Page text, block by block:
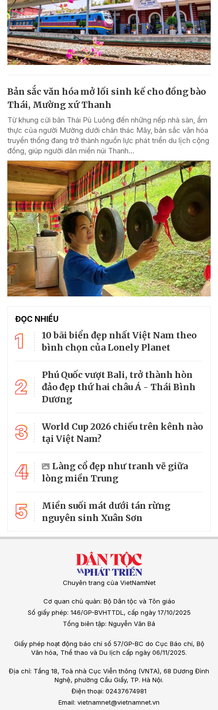
Bản sắc văn hóa mở lối sinh kế cho đồng bào
Thái, Mường xứ Thanh
Từ khung cửi bản Thái Pù Luông đến những nếp nhà sàn, ẩm
thực của người Mường dưới chân thác Mây, bản sắc văn hóa
truyền thống đang trở thành nguồn lực phát triển du lịch cộng
đồng, giúp người dân miền núi Thanh...
ĐỌC NHIỀU
1
10 bãi biển đẹp nhất Việt Nam theo
bình chọn của Lonely Planet
2
Phú Quốc vượt Bali, trở thành hòn
đảo đẹp thứ hai châu Á - Thái Bình
Dương
3
World Cup 2026 chiếu trên kênh nào
tại Việt Nam?
4
Làng cổ đẹp như tranh vẽ giữa
lòng miền Trung
5
Miền suối mát dưới tán rừng
nguyên sinh Xuân Sơn
Chuyên trang của VietNamNet
Cơ quan chủ quản: Bộ Dân tộc và Tôn giáo
Số giấy phép: 146/GP-BVHTTDL, cấp ngày 17/10/2025
Tổng biên tập: Nguyễn Văn Bá
Giấy phép hoạt động báo chí số 57/GP-BC do Cục Báo chí, Bộ
Văn hóa, Thể thao và Du lịch cấp ngày 06/11/2025.
Địa chỉ: Tầng 18, Toà nhà Cục Viễn thông (VNTA), 68 Dương Đình
Nghệ, phường Cầu Giấy, TP. Hà Nội.
Điện thoại: 02437674981
Email: vietnamnet@vietnamnet.vn